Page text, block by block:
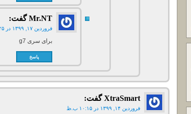
Mr.NT گفت:
فروردین ۱۷, ۱۳۹۹ در ۱۲:۲۵ ق.ظ
برای سری g7
پاسخ
XtraSmart گفت:
فروردین ۱۴, ۱۳۹۹ در ۱۰:۱۵ ب.ظ